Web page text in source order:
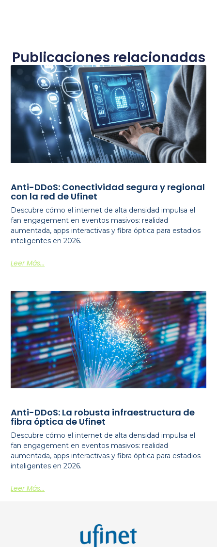
Publicaciones relacionadas
Anti-DDoS: Conectividad segura y regional
con la red de Ufinet
Descubre cómo el internet de alta densidad impulsa el
fan engagement en eventos masivos: realidad
aumentada, apps interactivas y fibra óptica para estadios
inteligentes en 2026.
Leer Más...
Anti-DDoS: La robusta infraestructura de
fibra óptica de Ufinet
Descubre cómo el internet de alta densidad impulsa el
fan engagement en eventos masivos: realidad
aumentada, apps interactivas y fibra óptica para estadios
inteligentes en 2026.
Leer Más...